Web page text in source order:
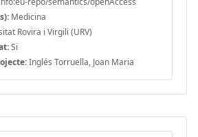
Medicina
Rovira i Virgili (URV)
Si
Inglés Torruella, Joan Maria